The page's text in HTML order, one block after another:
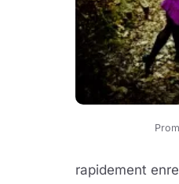
rapidement